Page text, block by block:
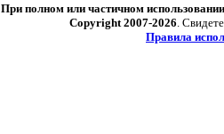
При полном или частичном
Copyright 2007-2026 .
Правила